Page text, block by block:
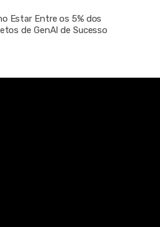
Estar Entre os 5% dos
de GenAI de Sucesso